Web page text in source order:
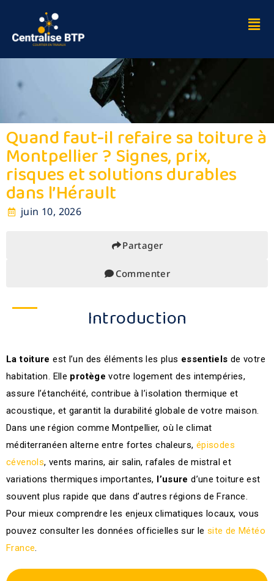
Quand faut-il refaire sa toiture à
Montpellier ? Signes, prix,
risques et solutions durables
dans l’Hérault
juin 10, 2026
Partager
Commenter
Introduction
La toiture est l’un des éléments les plus essentiels de votre
habitation. Elle protège votre logement des intempéries,
assure l’étanchéité, contribue à l’isolation thermique et
acoustique, et garantit la durabilité globale de votre maison.
Dans une région comme Montpellier, où le climat
méditerranéen alterne entre fortes chaleurs, épisodes
cévenols, vents marins, air salin, rafales de mistral et
variations thermiques importantes, l’usure d’une toiture est
souvent plus rapide que dans d’autres régions de France.
Pour mieux comprendre les enjeux climatiques locaux, vous
pouvez consulter les données officielles sur le site de Météo
France.